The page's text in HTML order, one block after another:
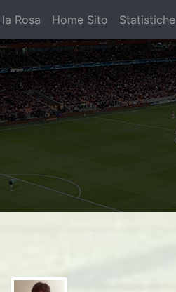
Rosa Home Sito Statistiche